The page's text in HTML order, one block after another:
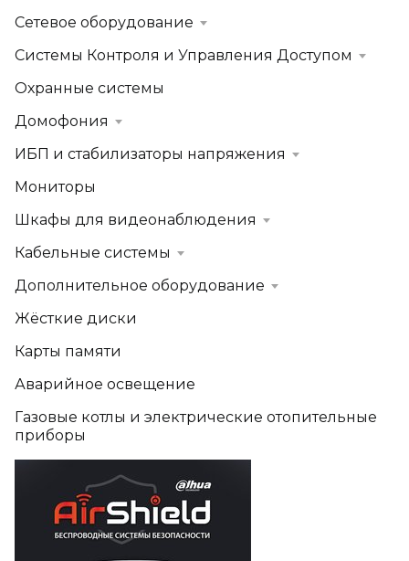
Сетевое оборудование
Системы Контроля и Управления Доступом
Охранные системы
Домофония
ИБП и стабилизаторы напряжения
Мониторы
Шкафы для видеонаблюдения
Кабельные системы
Дополнительное оборудование
Жёсткие диски
Карты памяти
Аварийное освещение
Газовые котлы и электрические отопительные
приборы